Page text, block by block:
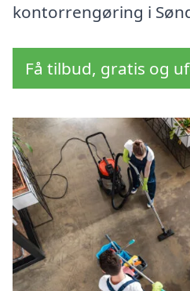
kontorrengøring i
Få tilbud, gratis og